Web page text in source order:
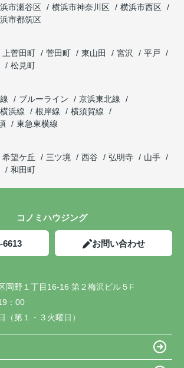
市瀬谷区 横浜市神奈川区
横浜市西区
市都筑区
上菅田町 菅田町 東山田 宮沢
平戸
松見町
ブルーライン
京浜東北線
横浜線 根岸線
横須賀線
東急東横線
希望ケ丘 三ツ境 西谷 弘明寺
山手
和田町
コノミハウジング
6613 お問い合わせ
岡野１丁目16-16 第２梅沢ビル５F
：00
（第１・３火曜日）